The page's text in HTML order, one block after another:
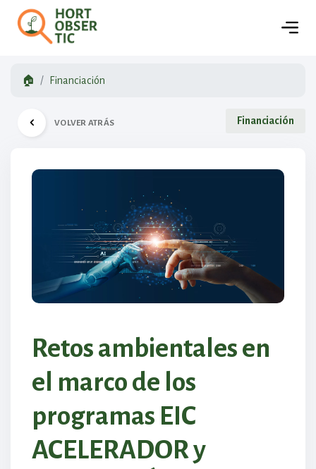
🏠 Financiación
VOLVER ATRÁS Financiación
Retos ambientales en
el marco de los
programas EIC
ACELERADOR y